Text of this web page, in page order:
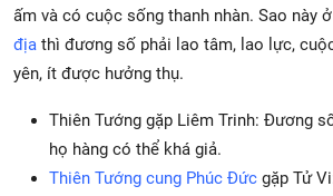
ấm và có cuộc sống thanh nhàn. Sao này
địa thì đương số phải lao tâm, lao lực,
yên, ít được hưởng thụ.
Thiên Tướng gặp Liêm Trinh: Đương
họ hàng có thể khá giả.
Thiên Tướng cung Phúc Đức gặp Tử